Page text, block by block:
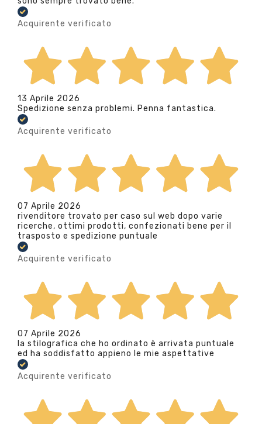
Acquirente verificato
13 Aprile 2026
Spedizione senza problemi. Penna fantastica.
Acquirente verificato
07 Aprile 2026
rivenditore trovato per caso sul web dopo varie
ricerche, ottimi prodotti, confezionati bene per il
trasposto e spedizione puntuale
Acquirente verificato
07 Aprile 2026
la stilografica che ho ordinato è arrivata puntuale
ed ha soddisfatto appieno le mie aspettative
Acquirente verificato